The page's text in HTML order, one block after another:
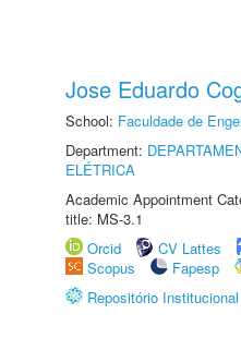
Jose Eduardo
School: Faculdade de
Department:
ELÉTRICA
Academic Appointment
title: MS-3.1
Orcid
CV Lattes
Scopus
Fapesp
Repositório